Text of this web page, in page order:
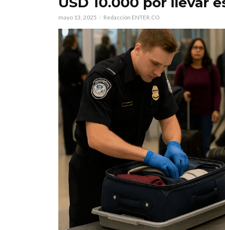
mayo 13, 2025 Redacción ENTER.CO